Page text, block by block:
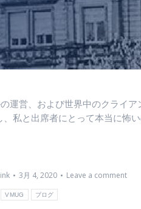
営、および世界中のクライ
私と出席者にとって本当に怖
3月 4, 2020
Leave a comment
VMUG ブログ